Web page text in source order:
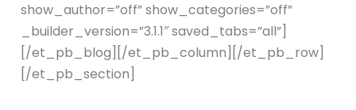
show_author=”off” show_categories=”off”
_builder_version=”3.1.1″ saved_tabs=”all”]
[/et_pb_blog][/et_pb_column][/et_pb_row]
[/et_pb_section]